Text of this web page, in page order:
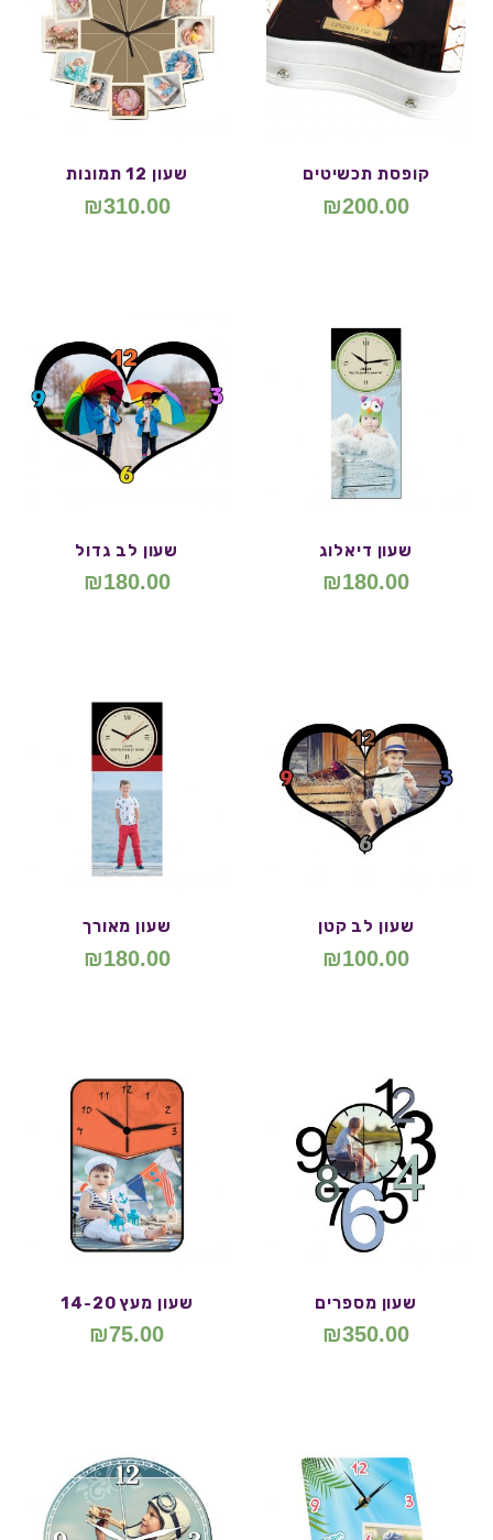
קופסת תכשיטים
₪200.00
שעון 12 תמונות
₪310.00
שעון דיאלוג
₪180.00
שעון לב גדול
₪180.00
שעון לב קטן
₪100.00
שעון מאורך
₪180.00
שעון מספרים
₪350.00
שעון מעץ 14-20
₪75.00